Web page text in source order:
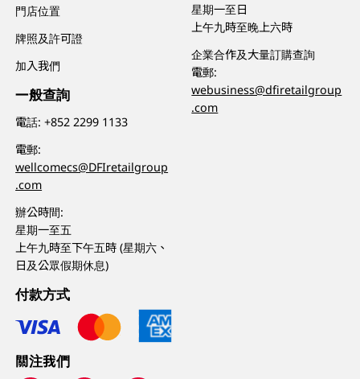
門店位置
牌照及許可證
加入我們
一般查詢
電話:+852 2299 1133
電郵:
wellcomecs@DFIretailgroup
.com
辦公時間:
星期一至五
上午九時至下午五時 (星期六、
日及公眾假期休息)
星期一至日
上午九時至晚上六時
企業合作及大量訂購查詢
電郵:
webusiness@dfiretailgroup
.com
付款方式
關注我們